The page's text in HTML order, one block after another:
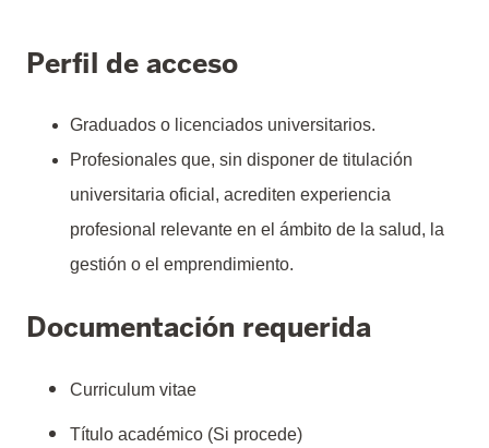
Perfil de acceso​​
Graduados o licenciados universitarios.
Profesionales que, sin disponer de titulación
universitaria oficial, acrediten experiencia
profesional relevante en el ámbito de la salud, la
gestión o el emprendimiento.
Documentación requerida
Curriculum vitae
Título académico (Si procede)